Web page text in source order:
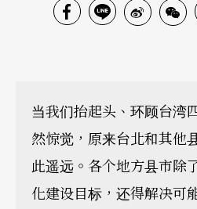
当我们抬起头、环顾台湾
然惊觉，原来台北和其他
此遥远。各个地方县市除
化建设目标，还得解决可